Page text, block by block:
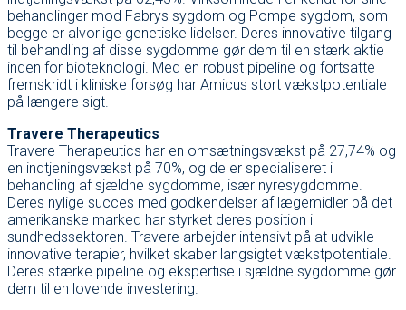
behandlinger mod Fabrys sygdom og Pompe sygdom, som
begge er alvorlige genetiske lidelser. Deres innovative tilgang
til behandling af disse sygdomme gør dem til en stærk aktie
inden for bioteknologi. Med en robust pipeline og fortsatte
fremskridt i kliniske forsøg har Amicus stort vækstpotentiale
på længere sigt.
Travere Therapeutics
Travere Therapeutics har en omsætningsvækst på 27,74% og
en indtjeningsvækst på 70%, og de er specialiseret i
behandling af sjældne sygdomme, især nyresygdomme.
Deres nylige succes med godkendelser af lægemidler på det
amerikanske marked har styrket deres position i
sundhedssektoren. Travere arbejder intensivt på at udvikle
innovative terapier, hvilket skaber langsigtet vækstpotentiale.
Deres stærke pipeline og ekspertise i sjældne sygdomme gør
dem til en lovende investering.